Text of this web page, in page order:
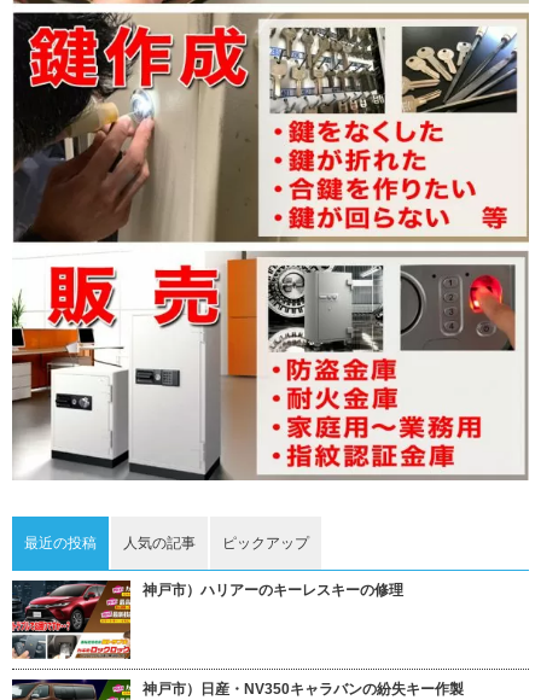
最近の投稿 人気の記事 ピックアップ
神戸市）ハリアーのキーレスキーの修理
神戸市）日産・NV350キャラバンの紛失キー作製